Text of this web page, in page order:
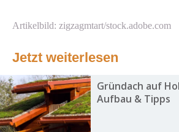
Artikelbild: zigzagmtart/stock.adobe.com
Jetzt weiterlesen
Gründach auf
Aufbau & Tipps